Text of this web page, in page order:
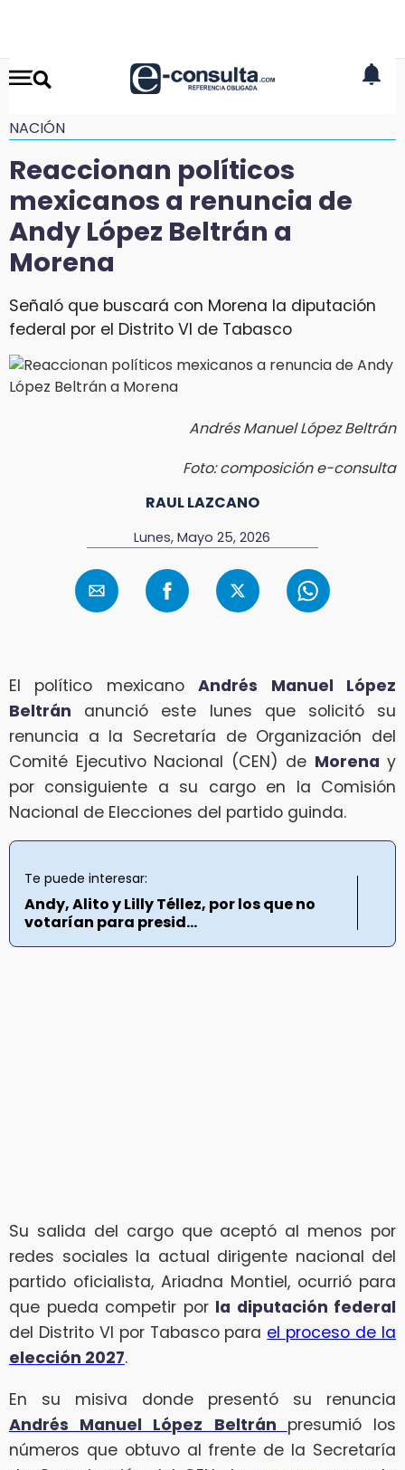
NACIÓN
Reaccionan políticos
mexicanos a renuncia de
Andy López Beltrán a
Morena
Señaló que buscará con Morena la diputación
federal por el Distrito VI de Tabasco
Andrés Manuel López Beltrán
Foto: composición e-consulta
RAUL LAZCANO
Lunes, Mayo 25, 2026
El político mexicanoAndrés Manuel López
Beltrán anunció este lunes que solicitó su
renuncia a la Secretaría de Organización del
Comité Ejecutivo Nacional (CEN) de Morena y
por consiguiente a su cargo en la Comisión
Nacional de Elecciones del partido guinda.
Te puede interesar:
Andy, Alito y Lilly Téllez, por los que no
votarían para presid...
Su salida del cargo que aceptó al menos por
redes sociales la actual dirigente nacional del
partido oficialista, Ariadna Montiel, ocurrió para
que pueda competir por la diputación federal
del Distrito VI por Tabasco para el proceso de la
elección 2027.
En su misiva donde presentó su renuncia
Andrés Manuel López Beltrán presumió los
números que obtuvo al frente de la Secretaría